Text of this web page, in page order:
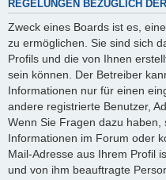
REGELUNGEN BEZÜGLICH
Zweck eines Boards ist es,
zu ermöglichen. Sie sind sich
Profils und die von Ihnen
sein können. Der Betreiber
Informationen nur für einen
andere registrierte Benutzer,
Wenn Sie Fragen dazu
Informationen im Forum oder
Mail-Adresse aus Ihrem Profil
und von ihm beauftragte